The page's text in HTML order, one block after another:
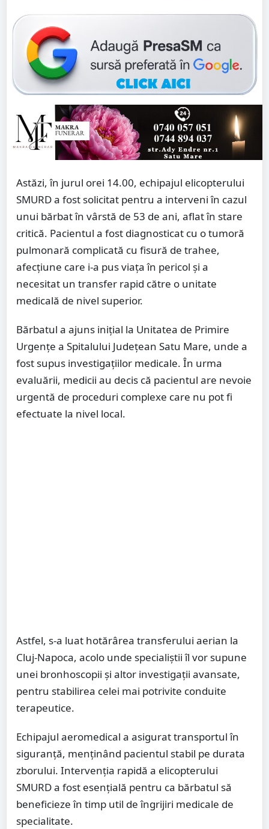
Astăzi, în jurul orei 14.00, echipajul elicopterului
SMURD a fost solicitat pentru a interveni în cazul
unui bărbat în vârstă de 53 de ani, aflat în stare
critică. Pacientul a fost diagnosticat cu o tumoră
pulmonară complicată cu fisură de trahee,
afecțiune care i-a pus viața în pericol și a
necesitat un transfer rapid către o unitate
medicală de nivel superior.
Bărbatul a ajuns inițial la Unitatea de Primire
Urgențe a Spitalului Județean Satu Mare, unde a
fost supus investigațiilor medicale. În urma
evaluării, medicii au decis că pacientul are nevoie
urgentă de proceduri complexe care nu pot fi
efectuate la nivel local.
Astfel, s-a luat hotărârea transferului aerian la
Cluj-Napoca, acolo unde specialiștii îl vor supune
unei bronhoscopii și altor investigații avansate,
pentru stabilirea celei mai potrivite conduite
terapeutice.
Echipajul aeromedical a asigurat transportul în
siguranță, menținând pacientul stabil pe durata
zborului. Intervenția rapidă a elicopterului
SMURD a fost esențială pentru ca bărbatul să
beneficieze în timp util de îngrijiri medicale de
specialitate.